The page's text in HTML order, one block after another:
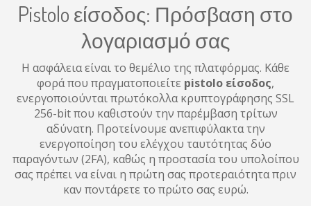
Pistolo είσοδος: Πρόσβαση στο
λογαριασμό σας
Η ασφάλεια είναι το θεμέλιο της πλατφόρμας. Κάθε
φορά που πραγματοποιείτε pistolo είσοδος,
ενεργοποιούνται πρωτόκολλα κρυπτογράφησης SSL
256-bit που καθιστούν την παρέμβαση τρίτων
αδύνατη. Προτείνουμε ανεπιφύλακτα την
ενεργοποίηση του ελέγχου ταυτότητας δύο
παραγόντων (2FA), καθώς η προστασία του υπολοίπου
σας πρέπει να είναι η πρώτη σας προτεραιότητα πριν
καν ποντάρετε το πρώτο σας ευρώ.